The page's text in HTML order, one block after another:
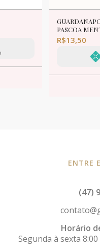
PASCOA
R$13,50
ENTRE
(47)
Horário
Segunda à sexta